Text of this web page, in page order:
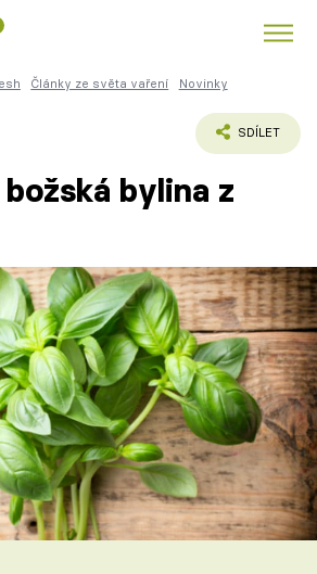
Články ze světa vaření Novinky
SDÍLET
bylina z